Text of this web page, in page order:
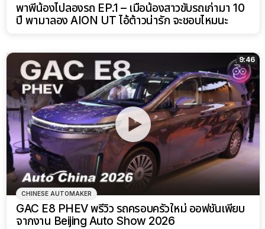
พาพี่น้องไปลองรถ EP.1 – เมื่อน้องสาวขับรถเก่ามา 10
ปี พามาลอง AION UT ไอ้ต้าวน่ารัก จะชอบไหมนะ
9:46
CHINESE AUTOMAKER
GAC E8 PHEV พรีวิว รถครอบครัวใหม่ ออฟชันเพียบ
จากงาน Beijing Auto Show 2026